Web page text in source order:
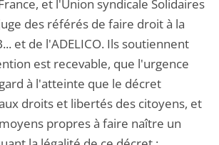
et l'Union syndicale Solidaires
des référés de faire droit à la
et de l'ADELICO. Ils soutiennent
est recevable, que l'urgence
à l'atteinte que le décret
droits et libertés des citoyens, et
propres à faire naître un